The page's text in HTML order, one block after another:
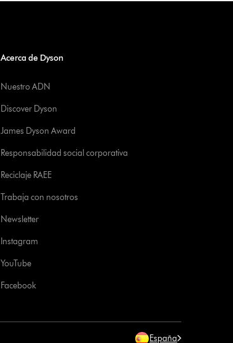
Acerca de Dyson
Nuestro ADN
Discover Dyson
James Dyson Award
Responsabilidad social corporativa
Reciclaje RAEE
Trabaja con nosotros
Newsletter
Instagram
YouTube
Facebook
España